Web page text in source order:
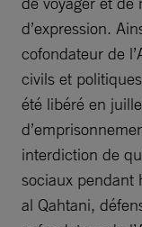
d’expression.
cofondateur de
civils et
été libéré en
interdiction de
sociaux pendant
al Qahtani,